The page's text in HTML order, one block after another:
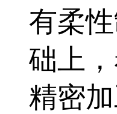
有柔
础上
精密